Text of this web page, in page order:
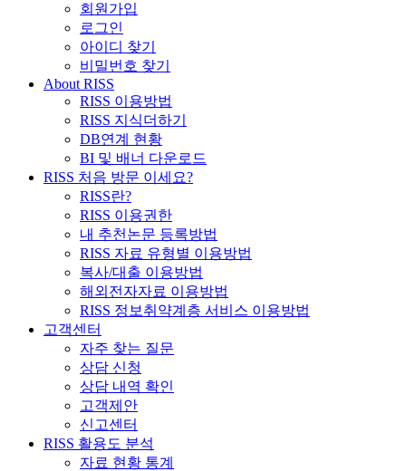
회원가입
로그인
아이디 찾기
비밀번호 찾기
About RISS
RISS 이용방법
RISS 지식더하기
DB연계 현황
BI 및 배너 다운로드
RISS 처음 방문 이세요?
RISS란?
RISS 이용권한
내 추천논문 등록방법
RISS 자료 유형별 이용방법
복사/대출 이용방법
해외전자자료 이용방법
RISS 정보취약계층 서비스 이용방법
고객센터
자주 찾는 질문
상담 신청
상담 내역 확인
고객제안
신고센터
RISS 활용도 분석
자료 현황 통계